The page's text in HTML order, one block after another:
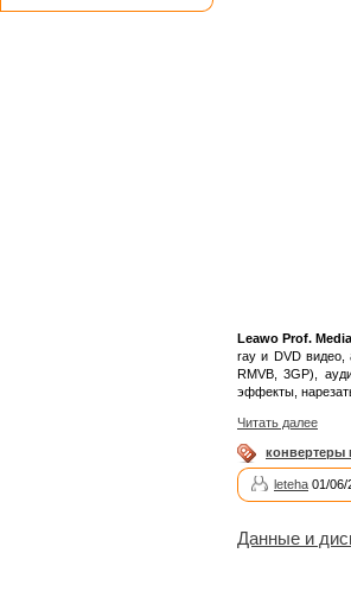
Leawo Prof. Media
ray и DVD видео,
RMVB, 3GP),
эффекты,
Читать далее
конвертеры
leteha 01/06/
Данные и